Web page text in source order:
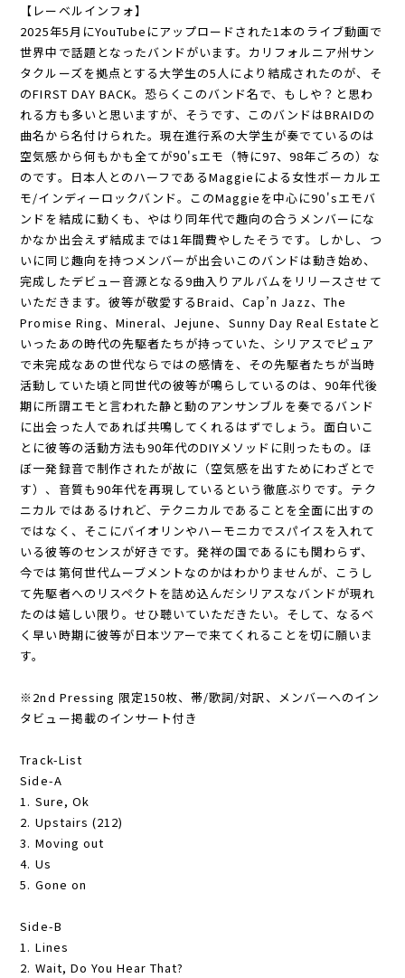
【レーベルインフォ】
2025年5月にYouTubeにアップロードされた1本のライブ動画で
世界中で話題となったバンドがいます。カリフォルニア州サン
タクルーズを拠点とする大学生の5人により結成されたのが、そ
のFIRST DAY BACK。恐らくこのバンド名で、もしや？と思わ
れる方も多いと思いますが、そうです、このバンドはBRAIDの
曲名から名付けられた。現在進行系の大学生が奏でているのは
空気感から何もかも全てが90'sエモ（特に97、98年ごろの）な
のです。日本人とのハーフであるMaggieによる女性ボーカルエ
モ/インディーロックバンド。このMaggieを中心に90'sエモバ
ンドを結成に動くも、やはり同年代で趣向の合うメンバーにな
かなか出会えず結成までは1年間費やしたそうです。しかし、つ
いに同じ趣向を持つメンバーが出会いこのバンドは動き始め、
完成したデビュー音源となる9曲入りアルバムをリリースさせて
いただきます。彼等が敬愛するBraid、Cap’n Jazz、The
Promise Ring、Mineral、Jejune、Sunny Day Real Estateと
いったあの時代の先駆者たちが持っていた、シリアスでピュア
で未完成なあの世代ならではの感情を、その先駆者たちが当時
活動していた頃と同世代の彼等が鳴らしているのは、90年代後
期に所謂エモと言われた静と動のアンサンブルを奏でるバンド
に出会った人であれば共鳴してくれるはずでしょう。面白いこ
とに彼等の活動方法も90年代のDIYメソッドに則ったもの。ほ
ぼ一発録音で制作されたが故に（空気感を出すためにわざとで
す）、音質も90年代を再現しているという徹底ぶりです。テク
ニカルではあるけれど、テクニカルであることを全面に出すの
ではなく、そこにバイオリンやハーモニカでスパイスを入れて
いる彼等のセンスが好きです。発祥の国であるにも関わらず、
今では第何世代ムーブメントなのかはわかりませんが、こうし
て先駆者へのリスペクトを詰め込んだシリアスなバンドが現れ
たのは嬉しい限り。せひ聴いていただきたい。そして、なるべ
く早い時期に彼等が日本ツアーで来てくれることを切に願いま
す。
※2nd Pressing 限定150枚、帯/歌詞/対訳、メンバーへのイン
タビュー掲載のインサート付き
Track-List
Side-A
1. Sure, Ok
2. Upstairs (212)
3. Moving out
4. Us
5. Gone on
Side-B
1. Lines
2. Wait, Do You Hear That?